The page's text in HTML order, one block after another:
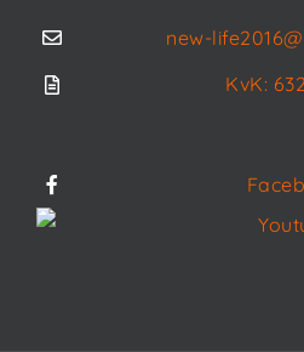
new-
KvK: